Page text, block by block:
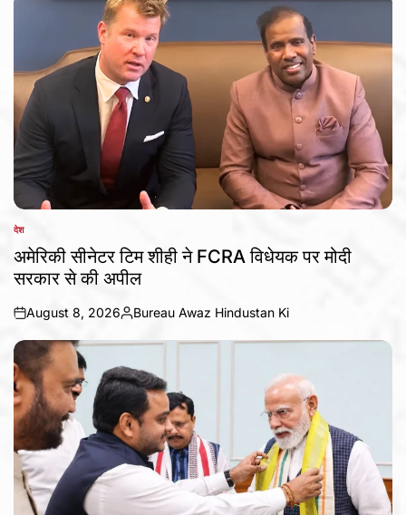
POSTED
देश
अमेरिकी सीनेटर टिम शीही ने FCRA विधेयक पर मोदी
सरकार से की अपील
on
August 8, 2026
Posted
by
Bureau Awaz Hindustan Ki